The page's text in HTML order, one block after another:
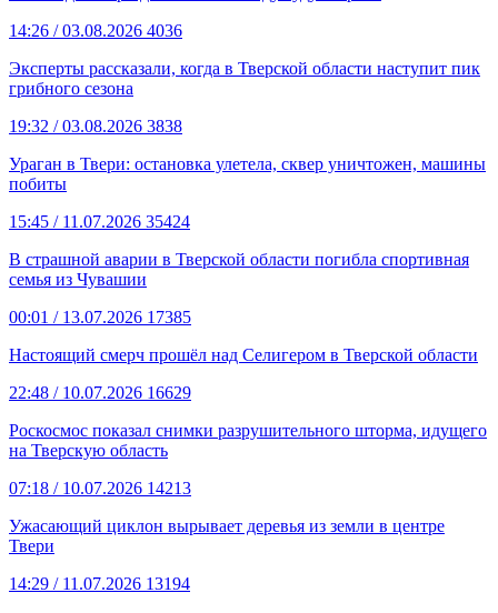
14:26 / 03.08.2026 4036
Эксперты рассказали, когда в Тверской области наступит пик
грибного сезона
19:32 / 03.08.2026 3838
Ураган в Твери: остановка улетела, сквер уничтожен, машины
побиты
15:45 / 11.07.2026 35424
В страшной аварии в Тверской области погибла спортивная
семья из Чувашии
00:01 / 13.07.2026 17385
Настоящий смерч прошёл над Селигером в Тверской области
22:48 / 10.07.2026 16629
Роскосмос показал снимки разрушительного шторма, идущего
на Тверскую область
07:18 / 10.07.2026 14213
Ужасающий циклон вырывает деревья из земли в центре
Твери
14:29 / 11.07.2026 13194